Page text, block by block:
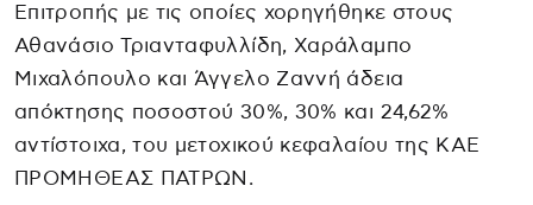
Επιτροπής με τις οποίες χορηγήθηκε στους
Αθανάσιο Τριανταφυλλίδη, Χαράλαμπο
Μιχαλόπουλο και Άγγελο Ζαννή άδεια
απόκτησης ποσοστού 30%, 30% και 24,62%
αντίστοιχα, του μετοχικού κεφαλαίου της ΚΑΕ
ΠΡΟΜΗΘΕΑΣ ΠΑΤΡΩΝ.